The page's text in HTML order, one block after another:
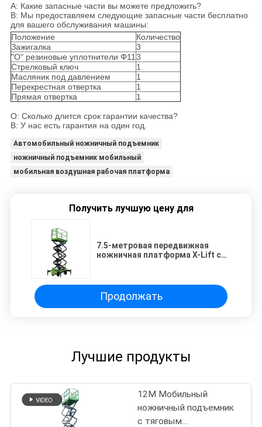
А: Какие запасные части вы можете предложить?
B: Мы предоставляем следующие запасные части бесплатно
для вашего обслуживания машины:
Положение
Количество
Зажигалка
3
"О" резиновые уплотнители Φ11 3
Стрелковый ключ
1
Масляник под давлением
1
Перекрестная отвертка
1
Прямая отвертка
1
О: Сколько длится срок гарантии качества?
B: У нас есть гарантия на один год.
Автомобильный ножничный подъемник
ножничный подъемник мобильный
мобильная воздушная рабочая платформа
Получить лучшую цену для
7.5-метровая передвижная
ножничная платформа X-Lift с
Продолжать
Лучшие продукты
12M Мобильный
ножничный подъемник
с тяговым